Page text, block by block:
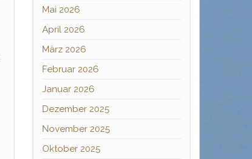
Mai 2026
April 2026
März 2026
Februar 2026
Januar 2026
Dezember 2025
November 2025
Oktober 2025